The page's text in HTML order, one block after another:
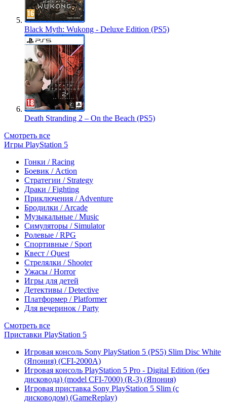
Black Myth: Wukong - Deluxe Edition (PS5)
Death Stranding 2 – On the Beach (PS5)
Смотреть все
Игры PlayStation 5
Гонки / Racing
Боевик / Action
Стратегии / Strategy
Драки / Fighting
Приключения / Adventure
Бродилки / Arcade
Музыкальные / Music
Симуляторы / Simulator
Ролевые / RPG
Спортивные / Sport
Квест / Quest
Стрелялки / Shooter
Ужасы / Horror
Игры для детей
Детективы / Detective
Платформер / Platformer
Для вечеринок / Party
Смотреть все
Приставки PlayStation 5
Игровая консоль Sony PlayStation 5 (PS5) Slim Disc White
(Япония) (CFI-2000A)
Игровая консоль PlayStation 5 Pro - Digital Edition (без
дисковода) (model CFI-7000) (R-3) (Япония)
Игровая приставка Sony PlayStation 5 Slim (с
дисководом) (GameReplay)